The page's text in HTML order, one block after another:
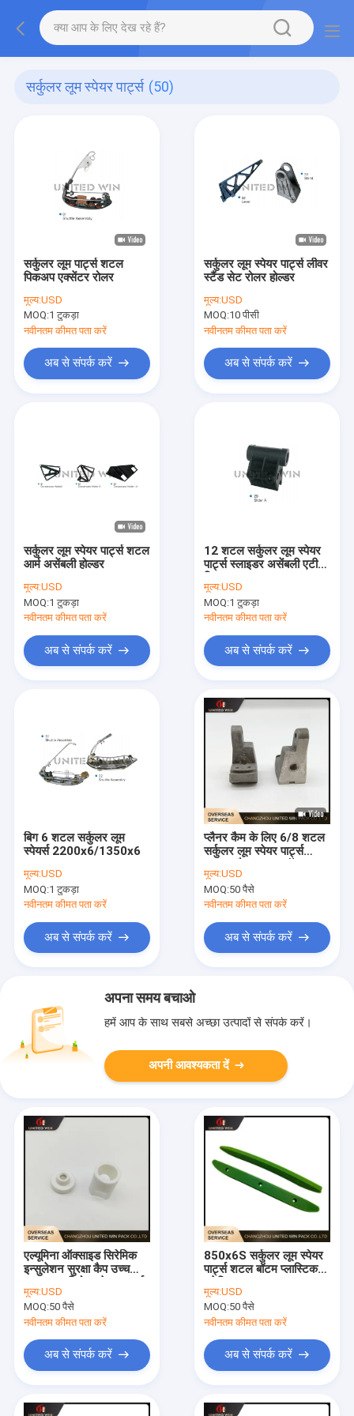
सर्कुलर लूम स्पेयर पार्ट्स (50)
सर्कुलर लूम पार्ट्स शटल
पिकअप एक्सेंटर रोलर
मूल्य:USD
MOQ:1 टुकड़ा
नवीनतम कीमत पता करें
अब से संपर्क करें
सर्कुलर लूम स्पेयर पार्ट्स लीवर
स्टैंड सेट रोलर होल्डर
मूल्य:USD
MOQ:10 पीसी
नवीनतम कीमत पता करें
अब से संपर्क करें
सर्कुलर लूम स्पेयर पार्ट्स शटल
आर्म असेंबली होल्डर
मूल्य:USD
MOQ:1 टुकड़ा
नवीनतम कीमत पता करें
अब से संपर्क करें
12 शटल सर्कुलर लूम स्पेयर
पार्ट्स स्लाइडर असेंबली एटीए
मूल्य:USD
MOQ:1 टुकड़ा
नवीनतम कीमत पता करें
अब से संपर्क करें
बिग 6 शटल सर्कुलर लूम
स्पेयर्स 2200x6/1350x6
मूल्य:USD
MOQ:1 टुकड़ा
नवीनतम कीमत पता करें
अब से संपर्क करें
प्लैनर कैम के लिए 6/8 शटल
सर्कुलर लूम स्पेयर पार्ट्स
मूल्य:USD
MOQ:50 पैसे
नवीनतम कीमत पता करें
अब से संपर्क करें
अपना समय बचाओ
हमें आप के साथ सबसे अच्छा उत्पादों से संपर्क करें।
अपनी आवश्यकता दें
एल्यूमिना ऑक्साइड सिरेमिक
इन्सुलेशन सुरक्षा कैप उच्च
मूल्य:USD
MOQ:50 पैसे
नवीनतम कीमत पता करें
अब से संपर्क करें
850x6S सर्कुलर लूम स्पेयर
पार्ट्स शटल बॉटम प्लास्टिक
मूल्य:USD
MOQ:50 पैसे
नवीनतम कीमत पता करें
अब से संपर्क करें